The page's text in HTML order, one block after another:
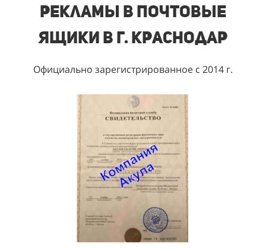
рекламы в почтовые
ящики в г. Краснодар
Официально зарегистрированное с 2014 г.